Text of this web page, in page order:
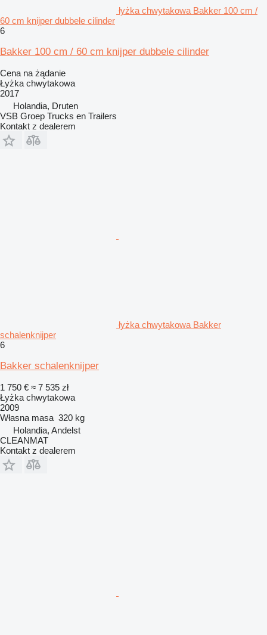
łyżka chwytakowa Bakker 100 cm /
60 cm knijper dubbele cilinder
6
Bakker 100 cm / 60 cm knijper dubbele cilinder
Cena na żądanie
Łyżka chwytakowa
2017
Holandia, Druten
VSB Groep Trucks en Trailers
Kontakt z dealerem
łyżka chwytakowa Bakker
schalenknijper
6
Bakker schalenknijper
1 750 € ≈ 7 535 zł
Łyżka chwytakowa
2009
Własna masa 320 kg
Holandia, Andelst
CLEANMAT
Kontakt z dealerem